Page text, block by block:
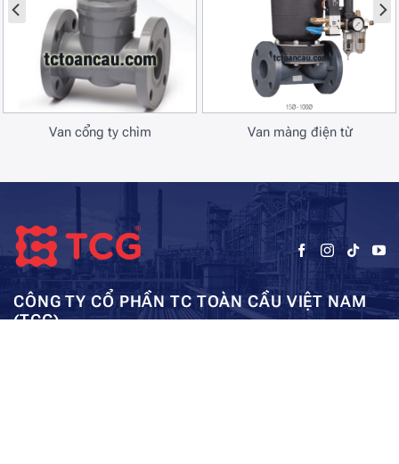
Van cổng ty chìm Van màng điện từ
CÔNG TY CỔ PHẦN TC TOÀN CẦU VIỆT NAM
(TCG)